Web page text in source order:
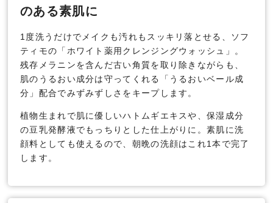
のある素肌に
1度洗うだけでメイクも汚れもスッキリ落とせる、ソフ
ティモの「ホワイト薬用クレンジングウォッシュ」。
残存メラニンを含んだ古い角質を取り除きながらも、
肌のうるおい成分は守ってくれる「うるおいベール成
分」配合でみずみずしさをキープします。
植物生まれで肌に優しいハトムギエキスや、保湿成分
の豆乳発酵液でもっちりとした仕上がりに。素肌に洗
顔料としても使えるので、朝晩の洗顔はこれ1本で完了
します。